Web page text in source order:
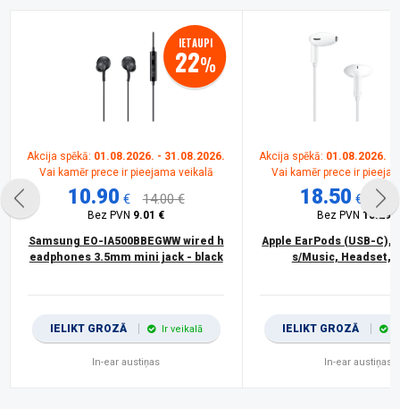
IETAUPI
22%
Akcija spēkā: 01.08.2026. - 31.08.2026.
Vai kamēr prece ir pieejama veikalā
10.90 € 14.00 €
Bez PVN 9.01 €
Samsung EO-IA500BBEGWW wired h
eadphones 3.5mm mini jack - black
IELIKT GROZĀ Ir veikalā
In-ear austiņas
Akcija spēkā: 01.08.2026. -
Vai kamēr prece ir
18.50 €
Bez PVN 15.29 €
Apple EarPods (USB-C),
s/Music, Headset,
IELIKT GROZĀ
In-ear austiņas